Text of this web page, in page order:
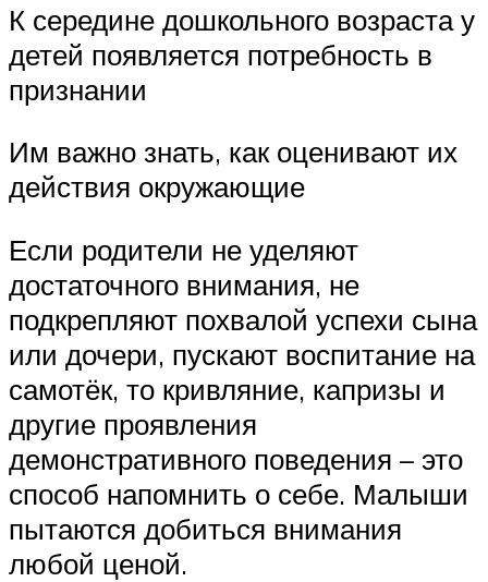
К середине дошкольного возраста у
детей появляется потребность в
признании
Им важно знать, как оценивают их
действия окружающие
Если родители не уделяют
достаточного внимания, не
подкрепляют похвалой успехи сына
или дочери, пускают воспитание на
самотёк, то кривляние, капризы и
другие проявления
демонстративного поведения – это
способ напомнить о себе. Малыши
пытаются добиться внимания
любой ценой.